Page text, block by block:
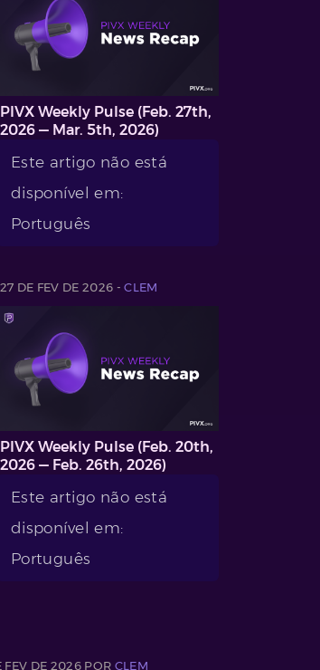
PIVX Weekly Pulse (Feb. 27th,
2026 — Mar. 5th, 2026)
Este artigo não está
disponível em:
Português
27 DE FEV DE 2026 -CLEM
PIVX Weekly Pulse (Feb. 20th,
2026 — Feb. 26th, 2026)
Este artigo não está
disponível em:
Português
FEV DE 2026 POR CLEM